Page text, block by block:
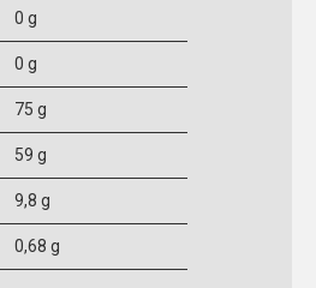
0 g
0 g
75 g
59 g
9,8 g
0,68 g